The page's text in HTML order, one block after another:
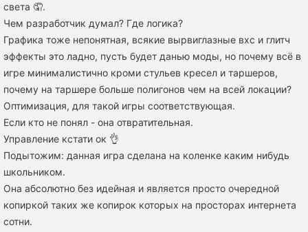
света 🤦.
Чем разработчик думал? Где логика?
Графика тоже непонятная, всякие вырвиглазные вхс и глитч
эффекты это ладно, пусть будет данью моды, но почему всё в
игре минималистично кроми стульев кресел и таршеров,
почему на таршере больше полигонов чем на всей локации?
Оптимизация, для такой игры соответствующая.
Если кто не понял - она отвратительная.
Управление кстати ок 👌
Подытожим: данная игра сделана на коленке каким нибудь
школьником.
Она абсолютно без идейная и является просто очередной
копиркой таких же копирок которых на просторах интернета
сотни.